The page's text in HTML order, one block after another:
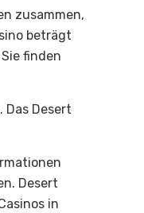
zusammen,
beträgt
finden
Das Desert
Desert
in